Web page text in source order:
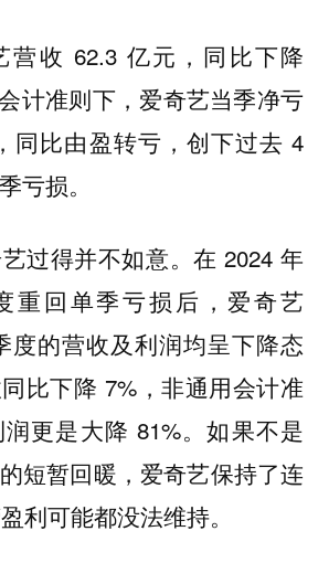
营收 62.3 亿元，同比下降
计准则下，爱奇艺当季净亏
同比由盈转亏，创下过去 4
亏损。
过得并不如意。在 2024 年
重回单季亏损后，爱奇艺
度的营收及利润均呈下降态
比下降 7%，非通用会计准
更是大降 81%。如果不是
短暂回暖，爱奇艺保持了连
利可能都没法维持。